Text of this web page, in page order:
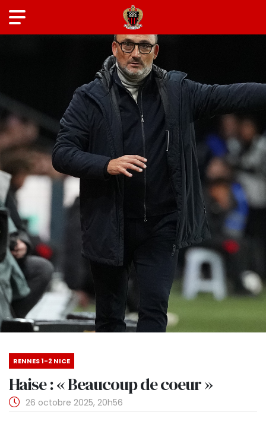
RENNES 1-2 NICE
Haise : « Beaucoup de coeur »
26 octobre 2025, 20h56